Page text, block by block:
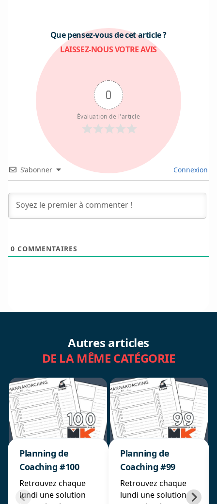
Que pensez-vous de cet article ?
LAISSEZ-NOUS VOTRE AVIS
0
Évaluation de l'article
S’abonner Connexion
0 COMMENTAIRES
Autres articles
DE LA MÊME CATÉGORIE
Planning de
Coaching #100
Retrouvez chaque
lundi une solution
Planning de
Coaching #99
Retrouvez chaque
lundi une solution